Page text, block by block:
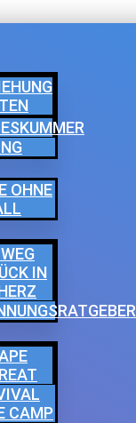
OHNE
IN
CAMP